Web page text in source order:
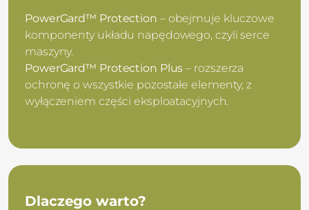
PowerGard™ Protection – obejmuje kluczowe
komponenty układu napędowego, czyli serce
maszyny.
PowerGard™ Protection Plus – rozszerza
ochronę o wszystkie pozostałe elementy, z
wyłączeniem części eksploatacyjnych.
Dlaczego warto?